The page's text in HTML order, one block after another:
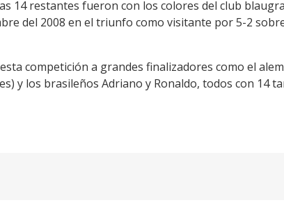
14 restantes fueron con los colores del club
del 2008 en el triunfo como visitante por 5-2
competición a grandes finalizadores como el
y los brasileños Adriano y Ronaldo, todos con 14